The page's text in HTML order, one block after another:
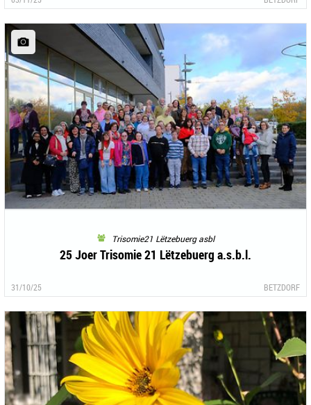
Trisomie21 Lëtzebuerg asbl
25 Joer Trisomie 21 Lëtzebuerg a.s.b.l.
31/10/25 BETZDORF